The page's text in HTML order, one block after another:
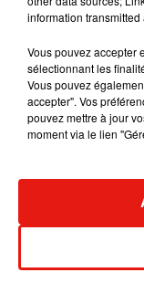
information transmitted
Vous pouvez accepter
sélectionnant les
Vous pouvez
accepter". Vos
pouvez mettre à jour
moment via le lien